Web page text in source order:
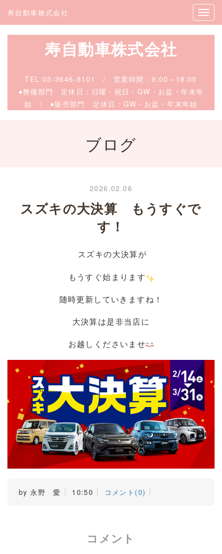
寿自動車株式会社
寿自動車株式会社
TEL:03-3646-8101 /
営業時間：9:00～18:00
●整備部門 定休日：日曜・祝日・GW・お盆・年末年
始 / ●販売部門 定休日：GW・お盆・年末年始
ブログ
2026.02.06
スズキの大決算 もうすぐで
す！
スズキの大決算が
もうすぐ始まります
随時更新していきますね！
大決算は是非当店に
お越しくださいませ
by 永野 愛 10:50 コメント(0)
コメント